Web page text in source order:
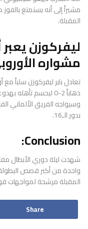
مشيراً إلى أنه يستمتع
المقبلة.
ليفركوزن
مشواره
تعادل باير ليفركوزن سلباً
ذهاباً 2-0 ليحسم تأهله بهدوء.
وسيواجه الفريق الألماني
بدور الـ16.
Conclusion:
شهدت ليلة دوري الأبطال
واحدة من أكبر قصص البطولة.
المقبلة مرشحة لمواجهات
Share